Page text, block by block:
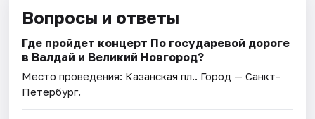
Вопросы и ответы
Где пройдет концерт По государевой дороге
в Валдай и Великий Новгород?
Место проведения: Казанская пл.. Город — Санкт-
Петербург.